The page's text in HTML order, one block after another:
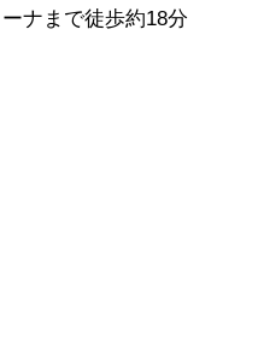
ナまで徒歩約18分